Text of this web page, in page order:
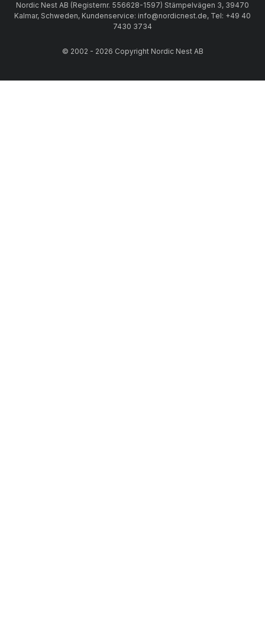
Nordic Nest AB (Registernr. 556628-1597) Stämpelvägen 3, 39470
Kalmar, Schweden, Kundenservice: info@nordicnest.de, Tel: +49 40
7430 3734
© 2002 - 2026 Copyright Nordic Nest AB